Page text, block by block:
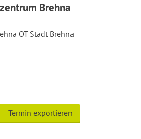
Brehna
OT Stadt Brehna
Termin exportieren